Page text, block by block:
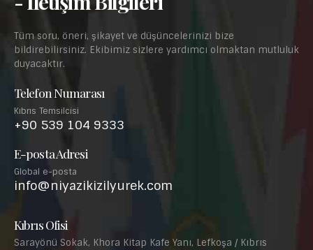
Tüm soru, öneri, şikayet ve düşüncelerinizi bize
bildirebilirsiniz. Ekibimiz sizlere yardımcı olmaktan mutluluk
duyacaktır.
Telefon Numarası
Kıbrıs Temsilcisi
+90 539 104 9333
E-posta Adresi
Global e-posta
info@niyazikizilyurek.com
Kıbrıs Ofisi
Sarayönü Sokak, Khora Kitap Kafe Yanı, Lefkoşa / Kıbrıs